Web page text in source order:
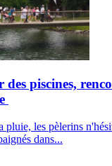
piscines,
pluie, les pèlerins
dans...